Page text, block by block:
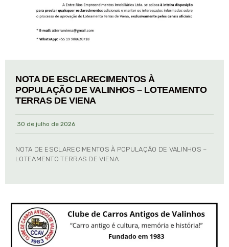
NOTA DE ESCLARECIMENTOS À
POPULAÇÃO DE VALINHOS – LOTEAMENTO
TERRAS DE VIENA
30 de julho de 2026
NOTA DE ESCLARECIMENTOS À POPULAÇÃO DE VALINHOS –
LOTEAMENTO TERRAS DE VIENA